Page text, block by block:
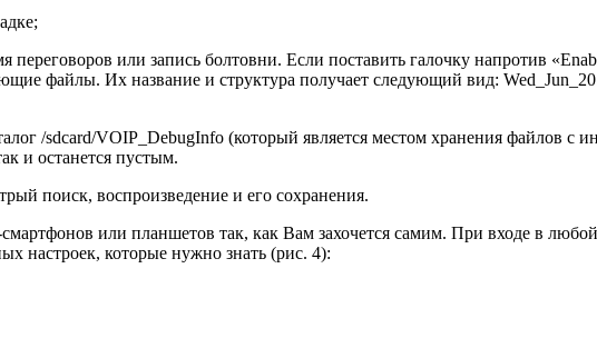
переговоров или запись болтовни. Если поставить галочку напротив
файлы. Их название и структура получает следующий вид:
/sdcard/VOIP_DebugInfo (который является местом хранения файлов с
и останется пустым.
поиск, воспроизведение и его сохранения.
или планшетов так, как Вам захочется самим. При входе в
настроек, которые нужно знать (рис. 4):